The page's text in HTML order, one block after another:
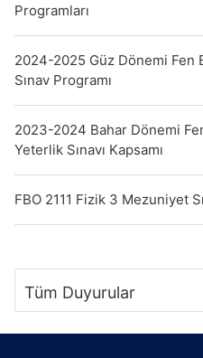
Programları
2024-2025 Güz Dönemi Fen
Sınav Programı
2023-2024 Bahar Dönemi
Yeterlik Sınavı Kapsamı
FBO 2111 Fizik 3 Mezuniyet
Tüm Duyurular